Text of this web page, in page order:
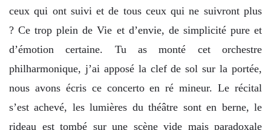
ceux qui ont suivi et de tous ceux qui ne suivront plus
? Ce trop plein de Vie et d’envie, de simplicité pure et
d’émotion certaine. Tu as monté cet orchestre
philharmonique, j’ai apposé la clef de sol sur la portée,
nous avons écris ce concerto en ré mineur. Le récital
s’est achevé, les lumières du théâtre sont en berne, le
rideau est tombé sur une scène vide mais paradoxale